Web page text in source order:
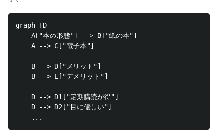
graph TD
    A["本の形態"] --> B["紙の本"]
    A --> C["電子本"]
    B --> D["メリット"]
    B --> E["デメリット"]
    D --> D1["定期購読が得"]
    D --> D2["目に優しい"]